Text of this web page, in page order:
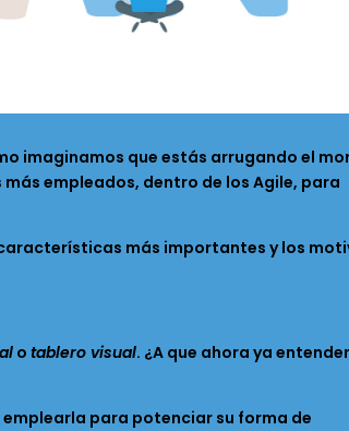
imaginamos que estás arrugando el
empleados, dentro de los Agile, para
más importantes y los
otablero visual. ¿A que ahora ya
emplearla para potenciar su forma de